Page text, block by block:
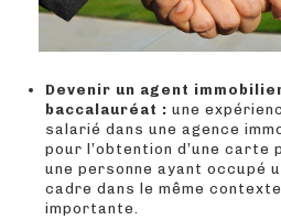
Devenir un agent
baccalauréat : une
salarié dans une agence
pour l’obtention d’une carte
une personne ayant occupé
cadre dans le même
importante.